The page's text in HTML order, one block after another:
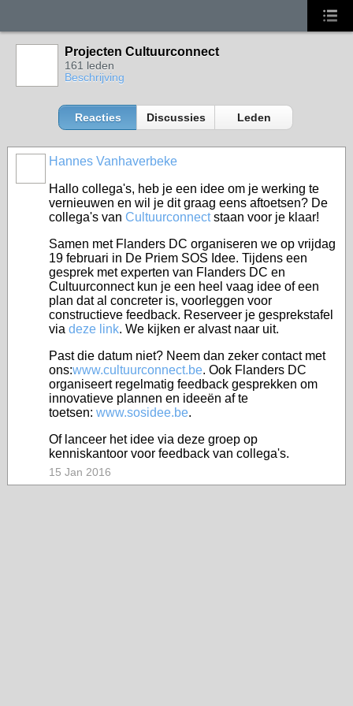
Projecten Cultuurconnect
161 leden
Beschrijving
Reacties Discussies Leden
Hannes Vanhaverbeke
Hallo collega's, heb je een idee om je werking te
vernieuwen en wil je dit graag eens aftoetsen? De
collega's van Cultuurconnectstaan voor je klaar!
Samen met Flanders DC organiseren we op vrijdag
19 februari in De Priem SOS Idee. Tijdens een
gesprek met experten van Flanders DC en
Cultuurconnect kun je een heel vaag idee of een
plan dat al concreter is, voorleggen voor
constructieve feedback. Reserveer je gesprekstafel
via deze link. We kijken er alvast naar uit.
Past die datum niet? Neem dan zeker contact met
ons:www.cultuurconnect.be. Ook Flanders DC
organiseert regelmatig feedback gesprekken om
innovatieve plannen en ideeën af te
toetsen: www.sosidee.be.
Of lanceer het idee via deze groep op
kenniskantoor voor feedback van collega's.
15 Jan 2016